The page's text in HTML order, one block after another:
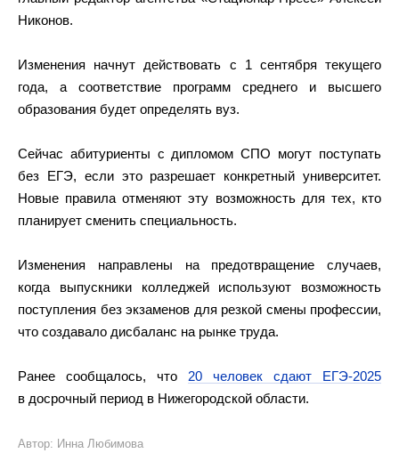
Никонов.
Изменения начнут действовать с 1 сентября текущего
года, а соответствие программ среднего и высшего
образования будет определять вуз.
Сейчас абитуриенты с дипломом СПО могут поступать
без ЕГЭ, если это разрешает конкретный университет.
Новые правила отменяют эту возможность для тех, кто
планирует сменить специальность.
Изменения направлены на предотвращение случаев,
когда выпускники колледжей используют возможность
поступления без экзаменов для резкой смены профессии,
что создавало дисбаланс на рынке труда.
Ранее сообщалось, что 20 человек сдают ЕГЭ-2025
в досрочный период в Нижегородской области.
Автор: Инна Любимова